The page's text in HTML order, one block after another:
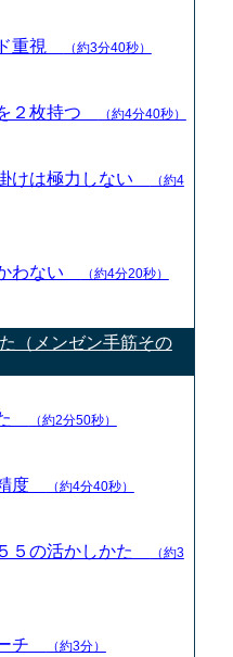
重視 （約3分40秒）
２枚持つ （約4分40秒）
けは極力しない
（約4
わない （約4分20秒）
（メンゼン手筋その
（約2分50秒）
度 （約4分40秒）
５の活かしかた
（約3
チ （約3分）